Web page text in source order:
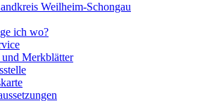
Weilheim-Schongau
ich wo?
Merkblätter